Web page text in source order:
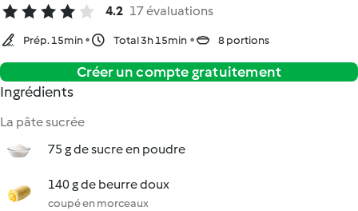
4.2 17 évaluations
Prép. 15min Total 3h 15min 8 portions
Créer un compte gratuitement
Ingrédients
La pâte sucrée
75 g de sucre en poudre
140 g de beurre doux
coupé en morceaux